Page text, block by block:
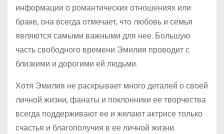
информации о романтических отношениях или
браке, она всегда отмечает, что любовь и семья
являются самыми важными для нее. Большую
часть свободного времени Эмилия проводит с
близкими и дорогими ей людьми.
Хотя Эмилия не раскрывает много деталей о своей
личной жизни, фанаты и поклонники ее творчества
всегда поддерживают ее и желают актрисе только
счастья и благополучия в ее личной жизни.